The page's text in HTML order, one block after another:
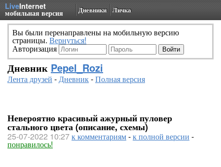
LiveInternet
мобильная версия Дневники Личка
Вы были перенаправлены на мобильную версию
страницы. Вернуться!
Авторизация
Дневник Pepel_Rozi
Лента друзей -Дневник-Полная версия
Невероятно красивый ажурный пуловер
стального цвета (описание, схемы)
25-07-2022 10:27к комментариям-к полной версии -
понравилось!